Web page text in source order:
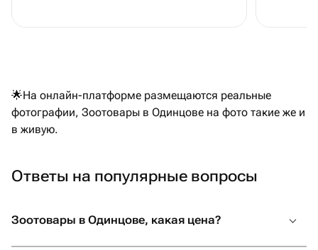
🌟На онлайн-платформе размещаются реальные
фотографии, Зоотовары в Одинцове на фото такие же и
в живую.
Ответы на популярные вопросы
Зоотовары в Одинцове, какая цена?